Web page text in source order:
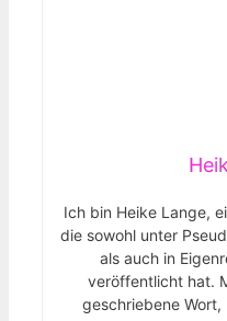
Ich bin Heike Lange,
die sowohl unter
als auch in
veröffentlicht hat.
geschriebene